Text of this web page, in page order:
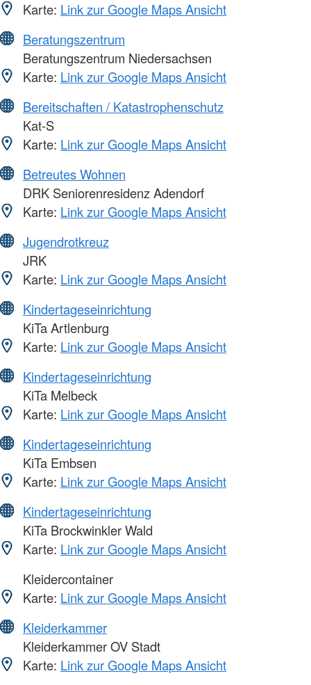
Karte: Link zur Google Maps Ansicht
Beratungszentrum
Beratungszentrum Niedersachsen
Karte: Link zur Google Maps Ansicht
Bereitschaften / Katastrophenschutz
Kat-S
Karte: Link zur Google Maps Ansicht
Betreutes Wohnen
DRK Seniorenresidenz Adendorf
Karte: Link zur Google Maps Ansicht
Jugendrotkreuz
JRK
Karte: Link zur Google Maps Ansicht
Kindertageseinrichtung
KiTa Artlenburg
Karte: Link zur Google Maps Ansicht
Kindertageseinrichtung
KiTa Melbeck
Karte: Link zur Google Maps Ansicht
Kindertageseinrichtung
KiTa Embsen
Karte: Link zur Google Maps Ansicht
Kindertageseinrichtung
KiTa Brockwinkler Wald
Karte: Link zur Google Maps Ansicht
Kleidercontainer
Karte: Link zur Google Maps Ansicht
Kleiderkammer
Kleiderkammer OV Stadt
Karte: Link zur Google Maps Ansicht